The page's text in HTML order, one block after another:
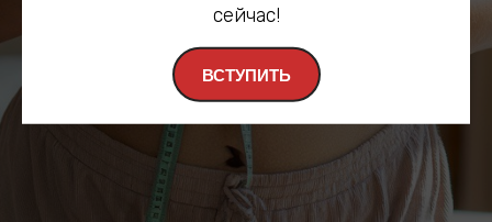
сейчас!
ВСТУПИТЬ